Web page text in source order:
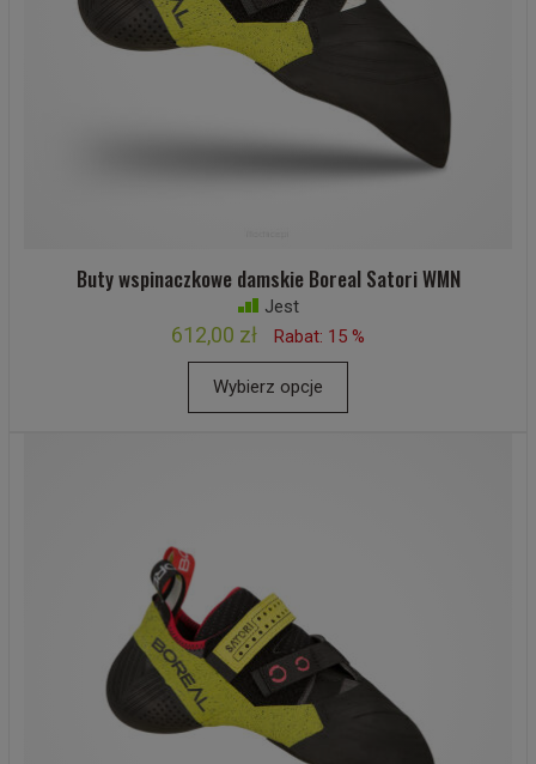
Buty wspinaczkowe damskie Boreal Satori WMN
Jest
612,00 zł Rabat: 15 %
Wybierz opcje